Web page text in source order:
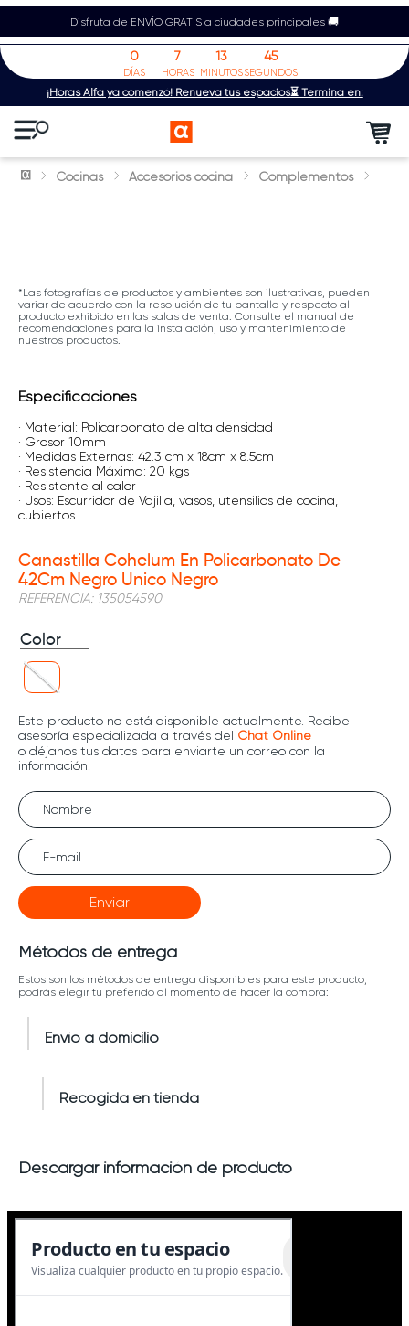
Disfruta de ENVÍO GRATIS a ciudades principales 🚚
¡Horas Alfa ya comenzó! Renueva tus espacios⏳ Termina en:
0
DÍAS
7
HORAS
13
MINUTOS
44
SEGUNDOS
Cocinas Accesorios cocina Complementos
*Las fotografías de productos y ambientes son ilustrativas, pueden
variar de acuerdo con la resolución de tu pantalla y respecto al
producto exhibido en las salas de venta. Consulte el manual de
recomendaciones para la instalación, uso y mantenimiento de
nuestros productos.
Especificaciones
· Material: Policarbonato de alta densidad
· Grosor 10mm
· Medidas Externas: 42.3 cm x 18cm x 8.5cm
· Resistencia Máxima: 20 kgs
· Resistente al calor
· Usos: Escurridor de Vajilla, vasos, utensilios de cocina,
cubiertos.
Canastilla Cohelum En Policarbonato De
42Cm Negro Unico Negro
REFERENCIA: 135054590
Color
Enviar
Métodos de entrega
Estos son los métodos de entrega disponibles para este producto,
podrás elegir tu preferido al momento de hacer la compra:
Envío a domicilio
Recogida en tienda
Descargar información de producto